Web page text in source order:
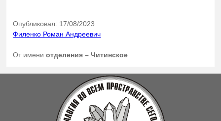
Опубликовал: 17/08/2023
Филенко Роман Андреевич
От имениотделения – Читинское